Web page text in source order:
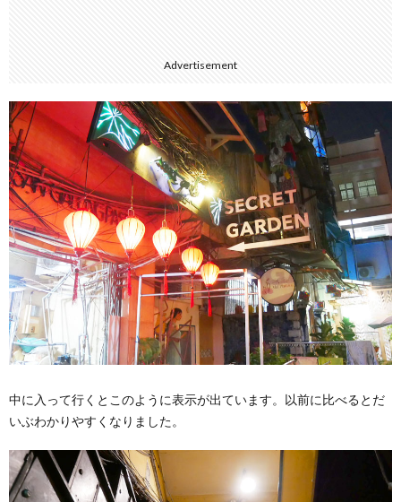
Advertisement
中に入って行くとこのように表示が出ています。以前に比べるとだ
いぶわかりやすくなりました。